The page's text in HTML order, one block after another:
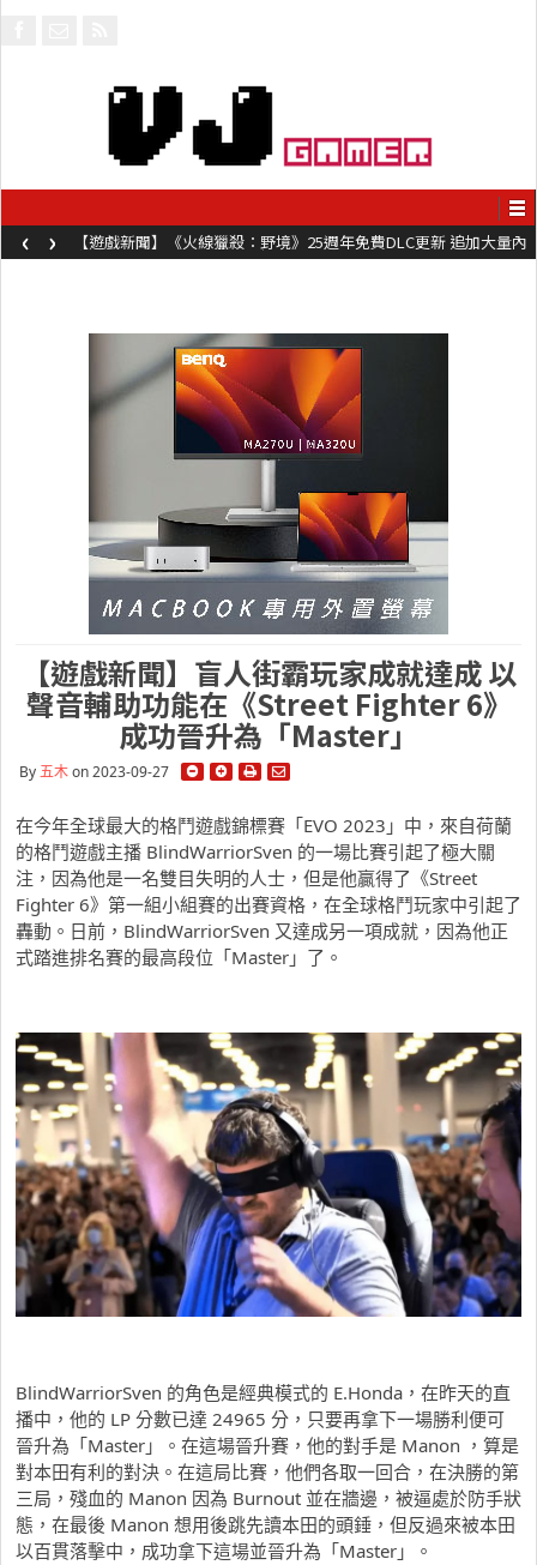
【遊戲新聞】《火線獵殺：野境》25週年免費DLC更新 追加大量內
容同時系舊作限時超平價折扣
‹ ›
【遊戲新聞】盲人街霸玩家成就達成 以
聲音輔助功能在《Street Fighter 6》
成功晉升為「Master」
By五木on 2023-09-27
在今年全球最大的格鬥遊戲錦標賽「EVO 2023」中，來自荷蘭
的格鬥遊戲主播 BlindWarriorSven 的一場比賽引起了極大關
注，因為他是一名雙目失明的人士，但是他贏得了《Street
Fighter 6》第一組小組賽的出賽資格，在全球格鬥玩家中引起了
轟動。日前，BlindWarriorSven 又達成另一項成就，因為他正
式踏進排名賽的最高段位「Master」了。
BlindWarriorSven 的角色是經典模式的 E.Honda，在昨天的直
播中，他的 LP 分數已達 24965 分，只要再拿下一場勝利便可
晉升為「Master」。在這場晉升賽，他的對手是 Manon ，算是
對本田有利的對決。在這局比賽，他們各取一回合，在決勝的第
三局，殘血的 Manon 因為 Burnout 並在牆邊，被逼處於防手狀
態，在最後 Manon 想用後跳先讀本田的頭錘，但反過來被本田
以百貫落擊中，成功拿下這場並晉升為「Master」。